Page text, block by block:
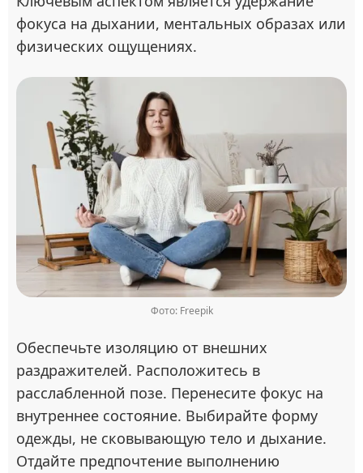
фокуса на дыхании, ментальных образах или
физических ощущениях.
Фото: Freepik
Обеспечьте изоляцию от внешних
раздражителей. Расположитесь в
расслабленной позе. Перенесите фокус на
внутреннее состояние. Выбирайте форму
одежды, не сковывающую тело и дыхание.
Отдайте предпочтение выполнению